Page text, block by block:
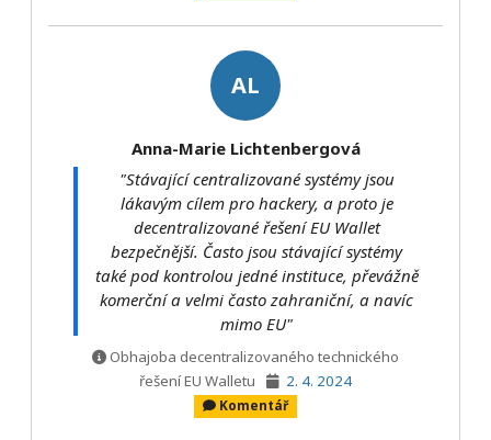
AL
Anna-Marie Lichtenbergová
"Stávající centralizované systémy jsou
lákavým cílem pro hackery, a proto je
decentralizované řešení EU Wallet
bezpečnější. Často jsou stávající systémy
také pod kontrolou jedné instituce, převážně
komerční a velmi často zahraniční, a navíc
mimo EU"
Obhajoba decentralizovaného technického
řešení EU Walletu
2. 4. 2024
Komentář